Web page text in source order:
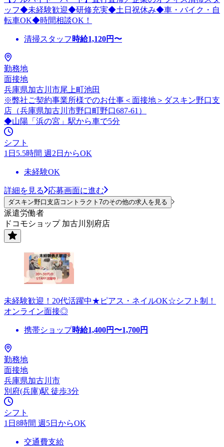
ッフ◆未経験歓迎◆研修充実◆土日祝休み◆車・バイク・自
転車OK◆時間相談OK！
清掃スタッフ 時給1,120円〜
勤務地
面接地
兵庫県加古川市尾上町池田
※弊社ご契約事業所様でのお仕事＜面接地＞ダスキン野口支
店（兵庫県加古川市野口町野口687-61）
◆山陽「浜の宮」駅から車で5分
シフト
1日5.5時間 週2日からOK
未経験OK
詳細を見る 応募画面に進む
ダスキン野口支店コントラクト7のその他の求人を見る
派遣労働者
ドコモショップ 加古川別府店
未経験歓迎！20代活躍中★ピアス・ネイルOK☆シフト制！
オンライン面接◎
携帯ショップ時給1,400円〜1,700円
勤務地
面接地
兵庫県加古川市
別府(兵庫)駅 徒歩3分
シフト
1日8時間 週5日からOK
交通費支給